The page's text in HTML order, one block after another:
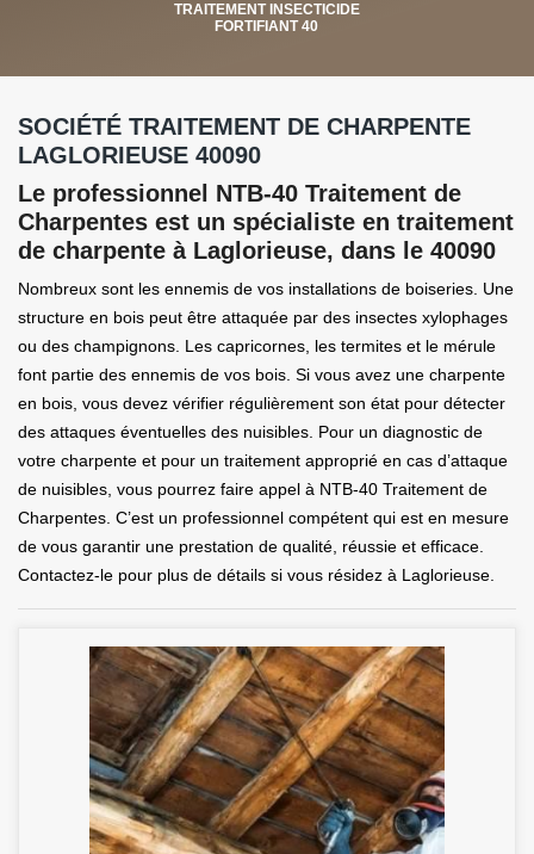
TRAITEMENT INSECTICIDE
FORTIFIANT 40
SOCIÉTÉ TRAITEMENT DE CHARPENTE
LAGLORIEUSE 40090
Le professionnel NTB-40 Traitement de
Charpentes est un spécialiste en traitement
de charpente à Laglorieuse, dans le 40090
Nombreux sont les ennemis de vos installations de boiseries. Une
structure en bois peut être attaquée par des insectes xylophages
ou des champignons. Les capricornes, les termites et le mérule
font partie des ennemis de vos bois. Si vous avez une charpente
en bois, vous devez vérifier régulièrement son état pour détecter
des attaques éventuelles des nuisibles. Pour un diagnostic de
votre charpente et pour un traitement approprié en cas d’attaque
de nuisibles, vous pourrez faire appel à NTB-40 Traitement de
Charpentes. C’est un professionnel compétent qui est en mesure
de vous garantir une prestation de qualité, réussie et efficace.
Contactez-le pour plus de détails si vous résidez à Laglorieuse.